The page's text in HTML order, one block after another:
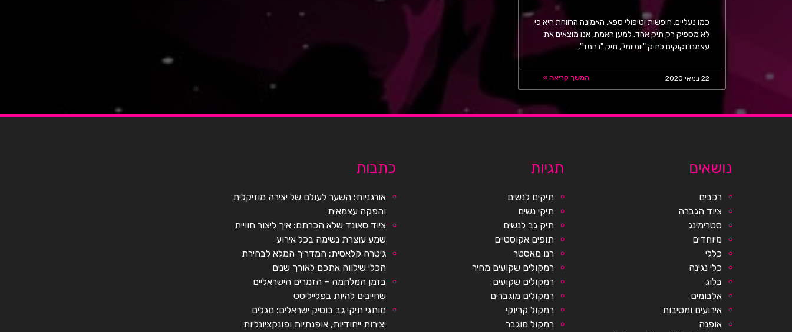
כמו נעליים, חופשות וטיפולי ספא, האמונה הרווחת היא כי
לא מספיק רק תיק אחד. למען האמת, אנו מוצאים את
עצמנו זקוקים לתיק "יומיומי", תיק "נחמד",
המשך קריאה » 22 במאי 2020
נושאים
רכבים
ציוד הגברה
סטרימינג
מיוחדים
כללי
כלי נגינה
בלוג
אלבומים
אירועים ומסיבות
אופנה
תגיות
תיקים לנשים
תיקי נשים
תיק גב לנשים
תופים אקוסטיים
רנו מאסטר
רמקולים שקועים מחיר
רמקולים שקועים
רמקולים מוגברים
רמקול קריוקי
רמקול מוגבר
כתבות
אורגניות: השער לעולם של יצירה מוזיקלית
והפקה עצמאית
ציוד סאונד שלא הכרתם: איך ליצור חוויית
שמע עוצרת נשימה בכל אירוע
גיטרה קלאסית: המדריך המלא לבחירת
הכלי שילווה אתכם לאורך שנים
בזמן המלחמה – הזמרים הישראליים
שחייבים להיות בפלייליסט
מותגי תיקי גב בוטיק ישראלים: מגלים
יצירות ייחודיות, אופנתיות ופונקציונליות